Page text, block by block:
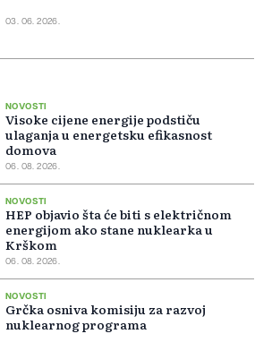
03. 06. 2026.
NOVOSTI
Visoke cijene energije podstiču
ulaganja u energetsku efikasnost
domova
06. 08. 2026.
NOVOSTI
HEP objavio šta će biti s električnom
energijom ako stane nuklearka u
Krškom
06. 08. 2026.
NOVOSTI
Grčka osniva komisiju za razvoj
nuklearnog programa